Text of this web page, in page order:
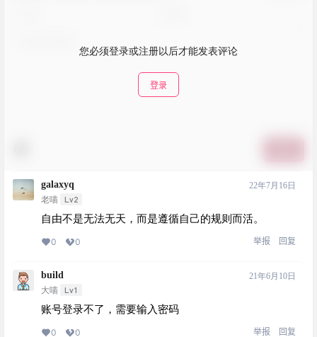
您必须登录或注册以后才能发表评论
登录
galaxyq
老喵 Lv2
22年7月16日
自由不是无法无天，而是遵循自己的规则而活。
0 0 举报 回复
build
大喵 Lv1
21年6月10日
账号登录不了，需要输入密码
0 0 举报 回复